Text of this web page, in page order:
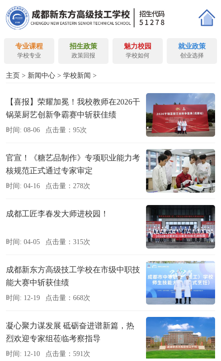
专业课程
学校专业
招生政策
政策回报
魅力校园
学校如何
就业政策
创业选择
主页 > 新闻中心 > 学校新闻 >
【喜报】荣耀加冕！我校教师在2026干
锅菜厨艺创新争霸赛中斩获佳绩
时间: 08-06 点击量：95次
官宣！《糖艺品制作》专项职业能力考
核规范正式通过专家审定
时间: 04-16 点击量：278次
成都工匠李春发大师进校园！
时间: 04-05 点击量：315次
成都新东方高级技工学校在市级中职技
能大赛中斩获佳绩
时间: 12-19 点击量：668次
凝心聚力谋发展 砥砺奋进谱新篇，热
烈欢迎专家组莅临考察指导
时间: 12-10 点击量：591次